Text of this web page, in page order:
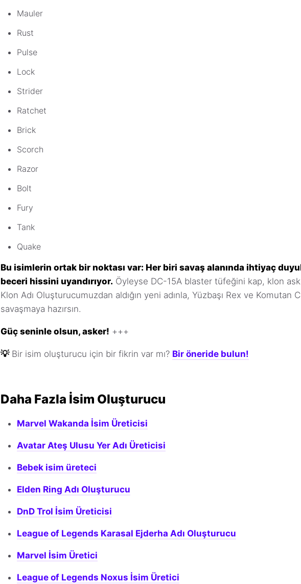
Mauler
Rust
Pulse
Lock
Strider
Ratchet
Brick
Scorch
Razor
Bolt
Fury
Tank
Quake
Bu isimlerin ortak bir noktası var: Her biri savaş alanında ihtiyaç
beceri hissini uyandırıyor. Öyleyse DC-15A blaster tüfeğini kap, klon
Klon Adı Oluşturucumuzdan aldığın yeni adınla, Yüzbaşı Rex ve Komutan
savaşmaya hazırsın.
Güç seninle olsun, asker! +++
💡 Bir isim oluşturucu için bir fikrin var mı? Bir öneride bulun!
Daha Fazla İsim Oluşturucu
Marvel Wakanda İsim Üreticisi
Avatar Ateş Ulusu Yer Adı Üreticisi
Bebek isim üreteci
Elden Ring Adı Oluşturucu
DnD Trol İsim Üreticisi
League of Legends Karasal Ejderha Adı Oluşturucu
Marvel İsim Üretici
League of Legends Noxus İsim Üretici